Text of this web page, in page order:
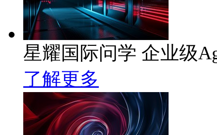
星耀国际问学 企业级
了解更多